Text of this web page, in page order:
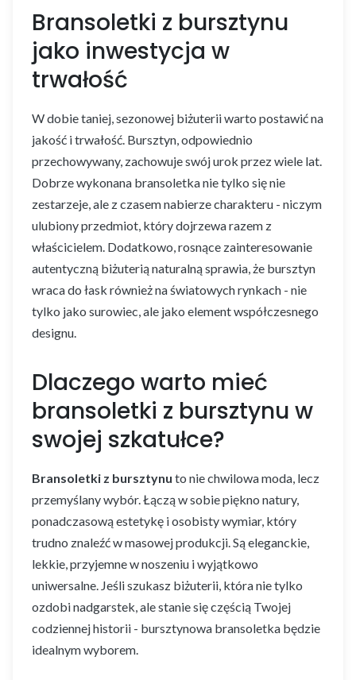
Bransoletki z bursztynu
jako inwestycja w
trwałość
W dobie taniej, sezonowej biżuterii warto postawić na
jakość i trwałość. Bursztyn, odpowiednio
przechowywany, zachowuje swój urok przez wiele lat.
Dobrze wykonana bransoletka nie tylko się nie
zestarzeje, ale z czasem nabierze charakteru - niczym
ulubiony przedmiot, który dojrzewa razem z
właścicielem. Dodatkowo, rosnące zainteresowanie
autentyczną biżuterią naturalną sprawia, że bursztyn
wraca do łask również na światowych rynkach - nie
tylko jako surowiec, ale jako element współczesnego
designu.
Dlaczego warto mieć
bransoletki z bursztynu w
swojej szkatułce?
Bransoletki z bursztynu to nie chwilowa moda, lecz
przemyślany wybór. Łączą w sobie piękno natury,
ponadczasową estetykę i osobisty wymiar, który
trudno znaleźć w masowej produkcji. Są eleganckie,
lekkie, przyjemne w noszeniu i wyjątkowo
uniwersalne. Jeśli szukasz biżuterii, która nie tylko
ozdobi nadgarstek, ale stanie się częścią Twojej
codziennej historii - bursztynowa bransoletka będzie
idealnym wyborem.